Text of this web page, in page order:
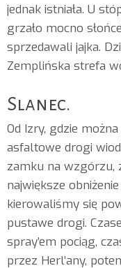
jednak istniała. U
grzało mocno
sprzedawali jajka.
Zemplińska strefa
Slanec.
Od Izry, gdzie
asfaltowe drogi
zamku na
największe
kierowaliśmy się
pustawe drogi.
spray’em pociąg,
przez Herl’any,